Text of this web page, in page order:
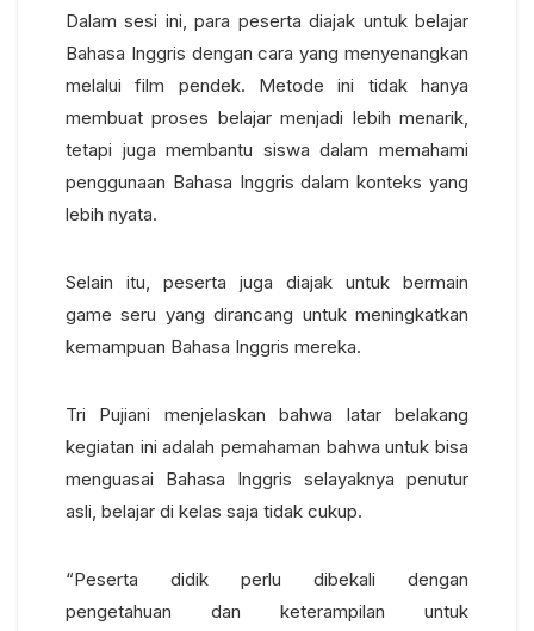
Dalam sesi ini, para peserta diajak untuk belajar
Bahasa Inggris dengan cara yang menyenangkan
melalui film pendek. Metode ini tidak hanya
membuat proses belajar menjadi lebih menarik,
tetapi juga membantu siswa dalam memahami
penggunaan Bahasa Inggris dalam konteks yang
lebih nyata.
Selain itu, peserta juga diajak untuk bermain
game seru yang dirancang untuk meningkatkan
kemampuan Bahasa Inggris mereka.
Tri Pujiani menjelaskan bahwa latar belakang
kegiatan ini adalah pemahaman bahwa untuk bisa
menguasai Bahasa Inggris selayaknya penutur
asli, belajar di kelas saja tidak cukup.
“Peserta didik perlu dibekali dengan
pengetahuan dan keterampilan untuk